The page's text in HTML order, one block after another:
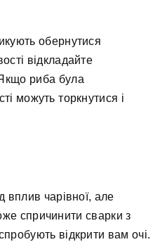
обернутися
відкладайте
риба була
можуть торкнутися і
вплив чарівної, але
спричинити сварки з
відкрити вам очі.